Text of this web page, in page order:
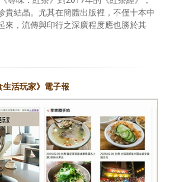
貴結晶。尤其在簡體出版裡，不僅十本中
來，流傳與印行之深廣程度應也勝於其
活玩家》電子報